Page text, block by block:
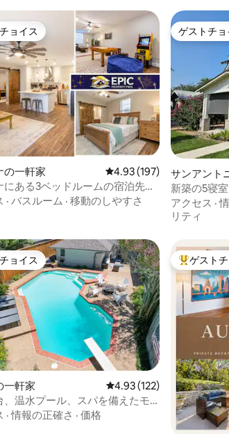
星中5つ星の平均評価
ョイス
ョイス
の一軒家 レビュー197件、5つ星中
4.93 (197)
にある3ベッドルームの宿泊先
ルーム、パティオ、キングベッ
· バスルーム · 移動のしやすさ
ゲストチョ
ゲストチョ
サンアント
新築の5寝
アクセス ·
リティ
4.87つ星の平均評価
ョイス
ョイス
一軒家 レビュー122件、5つ星中
4.93 (122)
、温水プール、スパを備えたモ
泊先
·情報の正確さ · 価格
大好評の
ゲスト